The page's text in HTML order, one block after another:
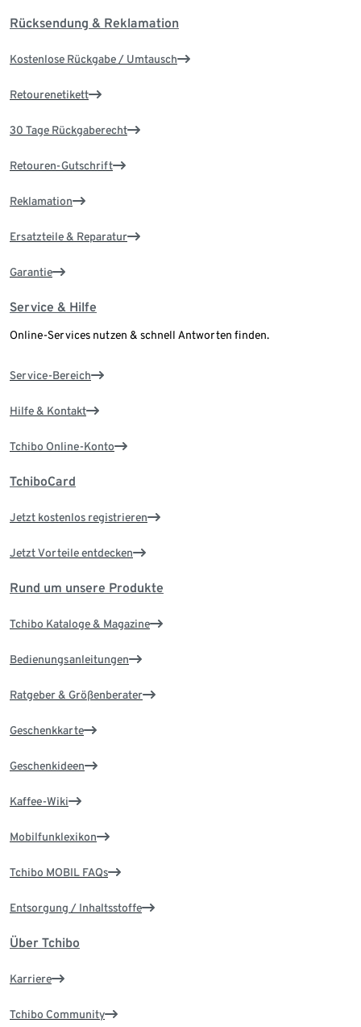
Rücksendung & Reklamation
Kostenlose Rückgabe / Umtausch
Retourenetikett
30 Tage Rückgaberecht
Retouren-Gutschrift
Reklamation
Ersatzteile & Reparatur
Garantie
Service & Hilfe
Online-Services nutzen & schnell Antworten finden.
Service-Bereich
Hilfe & Kontakt
Tchibo Online-Konto
TchiboCard
Jetzt kostenlos registrieren
Jetzt Vorteile entdecken
Rund um unsere Produkte
Tchibo Kataloge & Magazine
Bedienungsanleitungen
Ratgeber & Größenberater
Geschenkkarte
Geschenkideen
Kaffee-Wiki
Mobilfunklexikon
Tchibo MOBIL FAQs
Entsorgung / Inhaltsstoffe
Über Tchibo
Karriere
Tchibo Community